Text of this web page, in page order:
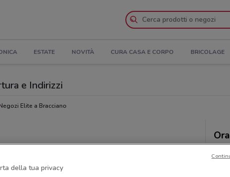
ESTATE NOVITÀ CURA CASA E CORPO BRICOLAGE
e Indirizzi
Elite a Bracciano
della tua privacy